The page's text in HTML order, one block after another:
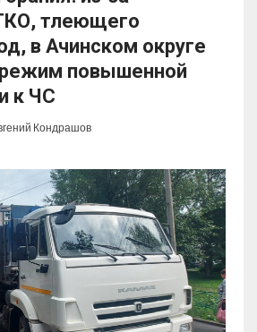
тлеющего
в Ачинском округе
повышенной
к ЧС
Кондрашов